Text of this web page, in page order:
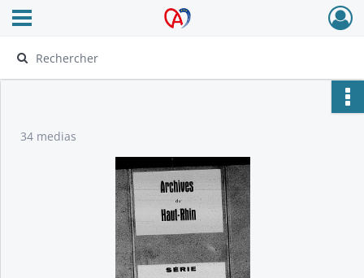
Archives Alsace - Colmar
Ouvrir le menu déroulant
34 medias